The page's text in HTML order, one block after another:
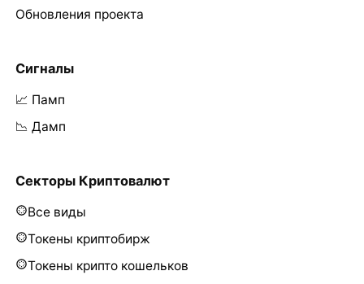
Обновления проекта
Сигналы
📈 Памп
📉 Дамп
Секторы Криптовалют
Все виды
Токены криптобирж
Токены крипто кошельков